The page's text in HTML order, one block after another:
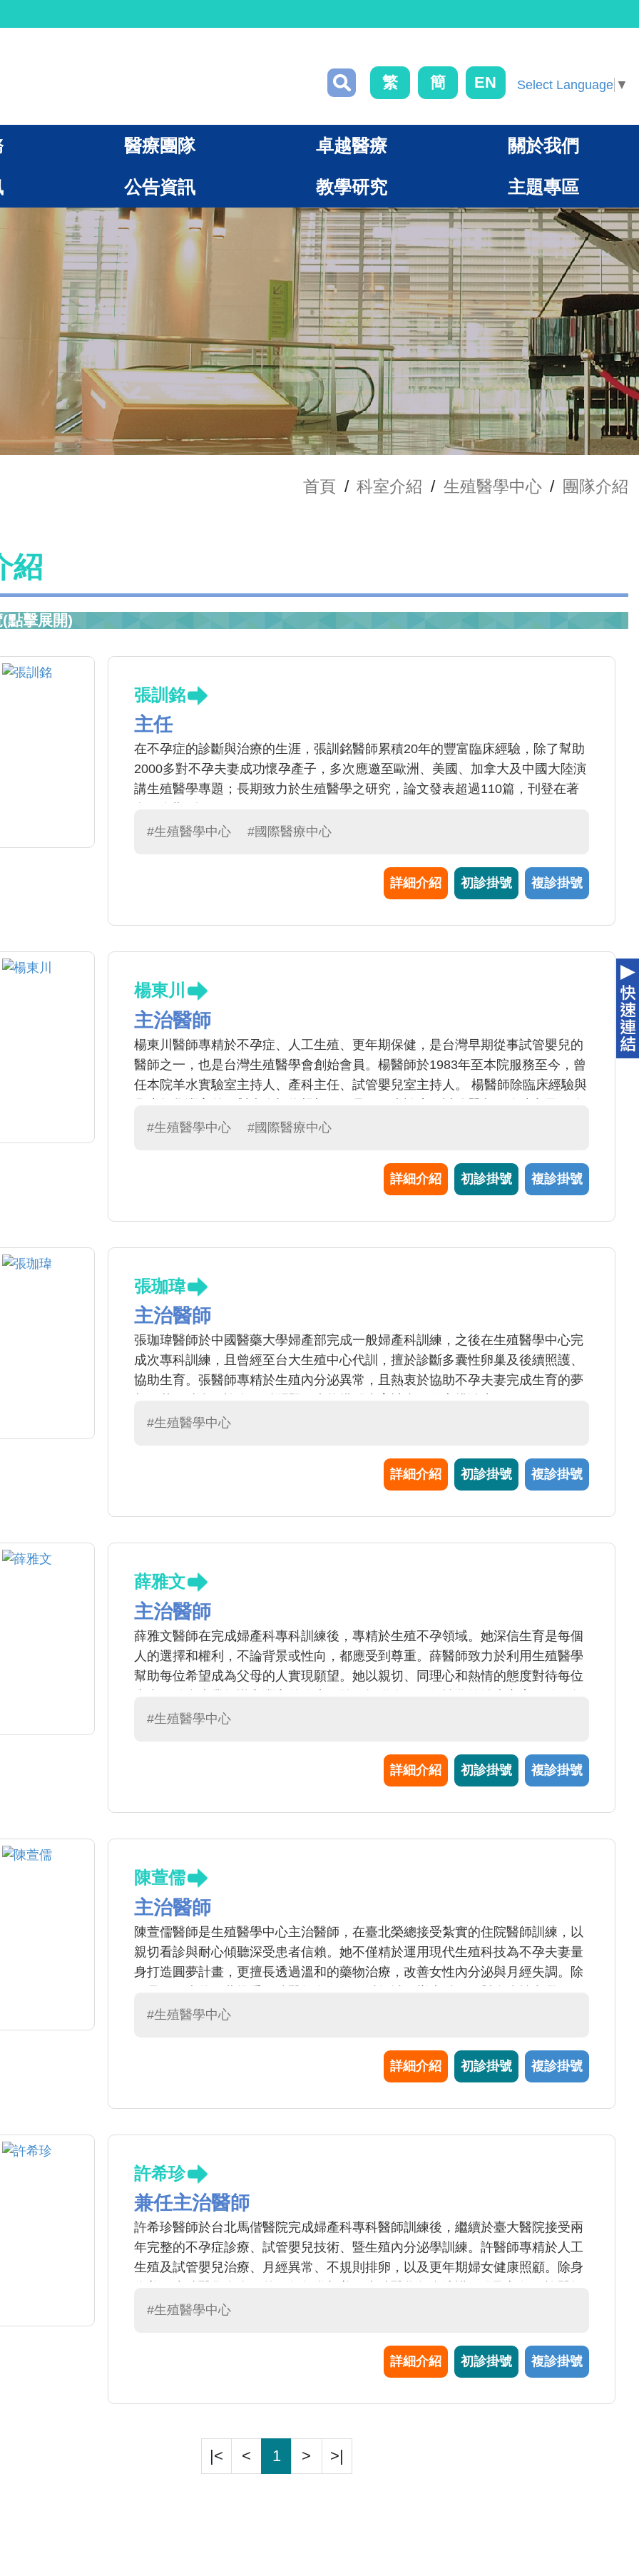
繁 簡 EN Select Language ▼
醫療團隊 卓越醫療 關於我們
公告資訊 教學研究 主題專區
首頁 / 科室介紹 / 生殖醫學中心 / 團隊介紹
紹
點擊展開)
張訓銘
主任
在不孕症的診斷與治療的生涯，張訓銘醫師累積20年的豐富臨床經驗，除了幫助
2000多對不孕夫妻成功懷孕產子，多次應邀至歐洲、美國、加拿大及中國大陸演
講生殖醫學專題；長期致力於生殖醫學之研究，論文發表超過110篇，刊登在著
#生殖醫學中心
#國際醫療中心
詳細介紹 初診掛號 複診掛號
楊東川
主治醫師
楊東川醫師專精於不孕症、人工生殖、更年期保健，是台灣早期從事試管嬰兒的
醫師之一，也是台灣生殖醫學會創始會員。楊醫師於1983年至本院服務至今，曾
任本院羊水實驗室主持人、產科主任、試管嬰兒室主持人。 楊醫師除臨床經驗與
凍胚胎以及胚胎著床前診斷更有相當好的成效。
#生殖醫學中心 #國際醫療中心
詳細介紹 初診掛號 複診掛號
張珈瑋
主治醫師
張珈瑋醫師於中國醫藥大學婦產部完成一般婦產科訓練，之後在生殖醫學中心完
成次專科訓練，且曾經至台大生殖中心代訓，擅於診斷多囊性卵巢及後續照護、
協助生育。張醫師專精於生殖內分泌異常，且熱衷於協助不孕夫妻完成生育的夢
#生殖醫學中心
詳細介紹 初診掛號 複診掛號
薛雅文
主治醫師
薛雅文醫師在完成婦產科專科訓練後，專精於生殖不孕領域。她深信生育是每個
人的選擇和權利，不論背景或性向，都應受到尊重。薛醫師致力於利用生殖醫學
幫助每位希望成為父母的人實現願望。她以親切、同理心和熱情的態度對待每位
位患者獲得最佳照護。
#生殖醫學中心
詳細介紹 初診掛號 複診掛號
陳萱儒
主治醫師
陳萱儒醫師是生殖醫學中心主治醫師，在臺北榮總接受紮實的住院醫師訓練，以
親切看診與耐心傾聽深受患者信賴。她不僅精於運用現代生殖科技為不孕夫妻量
身打造圓夢計畫，更擅長透過溫和的藥物治療，改善女性內分泌與月經失調。除
痛及異常出血等日常困擾，她總能提供專業而安定的力量，成為您從日常保健到
#生殖醫學中心
詳細介紹 初診掛號 複診掛號
許希珍
兼任主治醫師
許希珍醫師於台北馬偕醫院完成婦產科專科醫師訓練後，繼續於臺大醫院接受兩
年完整的不孕症診療、試管嬰兒技術、暨生殖內分泌學訓練。許醫師專精於人工
生殖及試管嬰兒治療、月經異常、不規則排卵，以及更年期婦女健康照顧。除身
看病細心，態度親和，是位年輕有為又值得信賴的好醫師
#生殖醫學中心
詳細介紹 初診掛號 複診掛號
|< < 1 > >|